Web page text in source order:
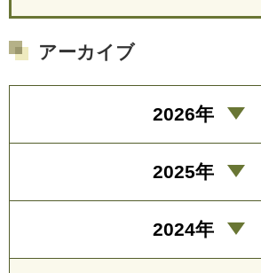
アーカイブ
2026年
2025年
2024年